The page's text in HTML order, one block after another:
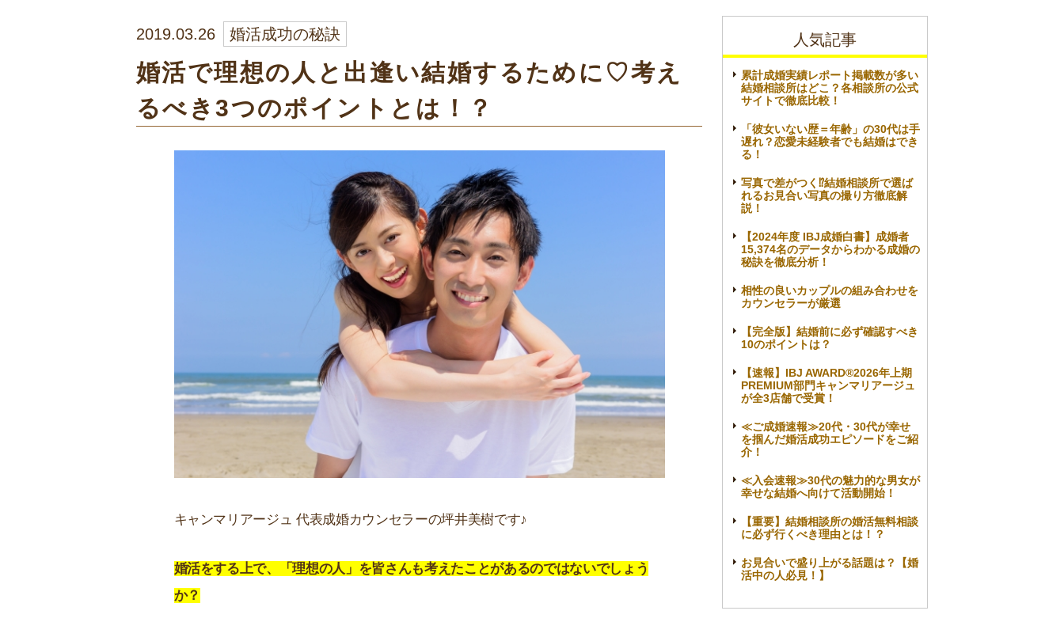
2019.03.26 婚活成功の秘訣
婚活で理想の人と出逢い結婚するために♡考え
るべき3つのポイントとは！？
キャンマリアージュ 代表成婚カウンセラーの坪井美樹です♪
婚活をする上で、「理想の人」を皆さんも考えたことがあるのではないでしょう
か？
人気記事
累計成婚実績レポート掲載数が多い
結婚相談所はどこ？各相談所の公式
サイトで徹底比較！
「彼女いない歴＝年齢」の30代は手
遅れ？恋愛未経験者でも結婚はでき
る！
写真で差がつく⁉結婚相談所で選ば
れるお見合い写真の撮り方徹底解
説！
【2024年度 IBJ成婚白書】成婚者
15,374名のデータからわかる成婚の
秘訣を徹底分析！
相性の良いカップルの組み合わせを
カウンセラーが厳選
【完全版】結婚前に必ず確認すべき
10のポイントは？
【速報】IBJ AWARD®2026年上期
PREMIUM部門キャンマリアージュ
が全3店舗で受賞！
≪ご成婚速報≫20代・30代が幸せ
を掴んだ婚活成功エピソードをご紹
介！
≪入会速報≫30代の魅力的な男女が
幸せな結婚へ向けて活動開始！
【重要】結婚相談所の婚活無料相談
に必ず行くべき理由とは！？
お見合いで盛り上がる話題は？【婚
活中の人必見！】